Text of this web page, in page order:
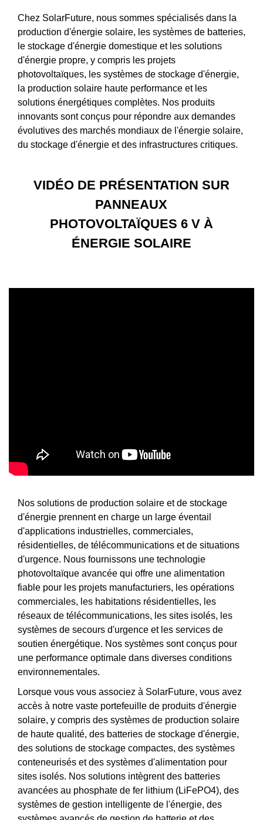
Chez SolarFuture, nous sommes spécialisés dans la
production d'énergie solaire, les systèmes de batteries,
le stockage d'énergie domestique et les solutions
d'énergie propre, y compris les projets
photovoltaïques, les systèmes de stockage d'énergie,
la production solaire haute performance et les
solutions énergétiques complètes. Nos produits
innovants sont conçus pour répondre aux demandes
évolutives des marchés mondiaux de l'énergie solaire,
du stockage d'énergie et des infrastructures critiques.
VIDÉO DE PRÉSENTATION SUR
PANNEAUX
PHOTOVOLTAÏQUES 6 V À
ÉNERGIE SOLAIRE
Nos solutions de production solaire et de stockage
d'énergie prennent en charge un large éventail
d'applications industrielles, commerciales,
résidentielles, de télécommunications et de situations
d'urgence. Nous fournissons une technologie
photovoltaïque avancée qui offre une alimentation
fiable pour les projets manufacturiers, les opérations
commerciales, les habitations résidentielles, les
réseaux de télécommunications, les sites isolés, les
systèmes de secours d'urgence et les services de
soutien énergétique. Nos systèmes sont conçus pour
une performance optimale dans diverses conditions
environnementales.
Lorsque vous vous associez à SolarFuture, vous avez
accès à notre vaste portefeuille de produits d'énergie
solaire, y compris des systèmes de production solaire
de haute qualité, des batteries de stockage d'énergie,
des solutions de stockage compactes, des systèmes
conteneurisés et des systèmes d'alimentation pour
sites isolés. Nos solutions intègrent des batteries
avancées au phosphate de fer lithium (LiFePO4), des
systèmes de gestion intelligente de l'énergie, des